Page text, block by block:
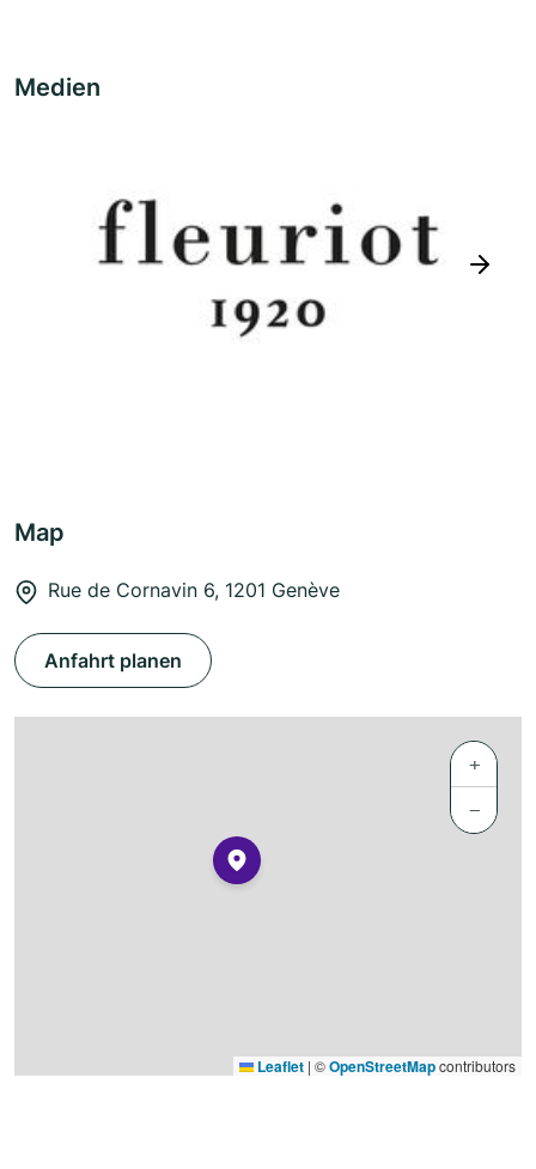
Medien
next
Map
Rue de Cornavin 6, 1201 Genève
Anfahrt planen
+
−
Leaflet | ©OpenStreetMapcontributors